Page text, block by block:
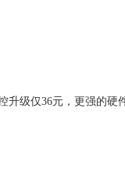
级仅36元，更强的硬